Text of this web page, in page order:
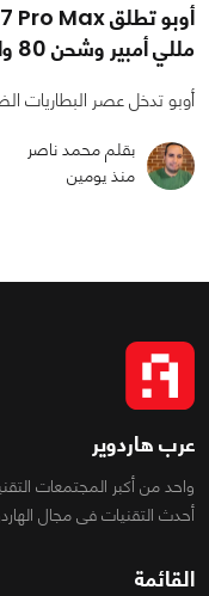
مللي أمبير وشحن 80 واط
أوبو تدخل عصر البطاريات
بقلم محمد ناصر
منذ يومين
عرب هاردوير
واحد من أكبر المجتمعات
أحدث التقنيات فى مجال
القائمة